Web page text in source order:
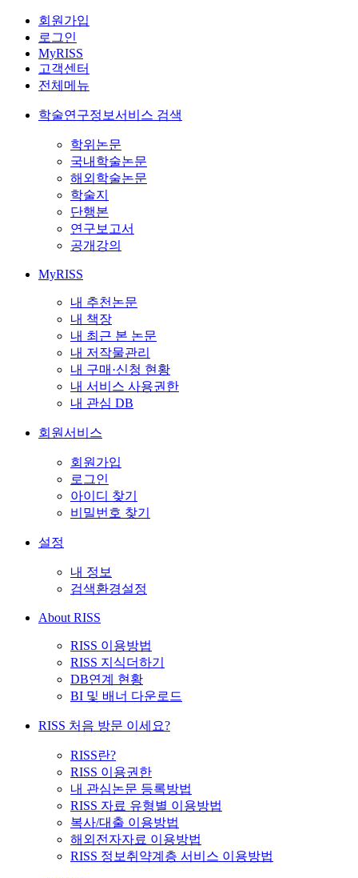
회원가입
로그인
MyRISS
고객센터
전체메뉴
학술연구정보서비스 검색
학위논문
국내학술논문
해외학술논문
학술지
단행본
연구보고서
공개강의
MyRISS
내 추천논문
내 책장
내 최근 본 논문
내 저작물관리
내 구매·신청 현황
내 서비스 사용권한
내 관심 DB
회원서비스
회원가입
로그인
아이디 찾기
비밀번호 찾기
설정
내 정보
검색환경설정
About RISS
RISS 이용방법
RISS 지식더하기
DB연계 현황
BI 및 배너 다운로드
RISS 처음 방문 이세요?
RISS란?
RISS 이용권한
내 관심논문 등록방법
RISS 자료 유형별 이용방법
복사/대출 이용방법
해외전자자료 이용방법
RISS 정보취약계층 서비스 이용방법